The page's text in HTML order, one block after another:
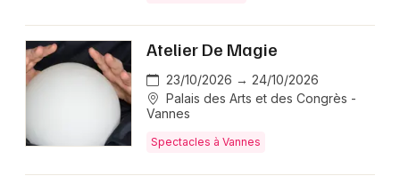
Atelier De Magie
23/10/2026 → 24/10/2026
Palais des Arts et des Congrès -
Vannes
Spectacles à Vannes